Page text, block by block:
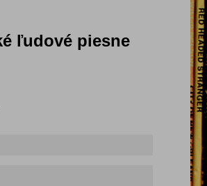
ľudové piesne